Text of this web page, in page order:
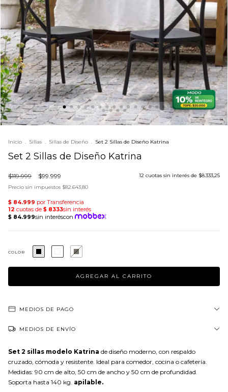
Inicio . Sillas . Sillas de Diseño . Set 2 Sillas de Diseño Katrina
Set 2 Sillas de Diseño Katrina
$119.999 $99.999 12 cuotas sin interés de $8.333,25
Precio sin impuestos $82.643,80
COLOR
MEDIOS DE PAGO
MEDIOS DE ENVÍO
Set 2 sillas modelo Katrina de diseño moderno, con respaldo
cruzado, cómoda y resistente. Ideal para comedor, cocina o cafetería.
Medidas: 90 cm de alto, 50 cm de ancho y 50 cm de profundidad.
Soporta hasta 140 kg. apilable.